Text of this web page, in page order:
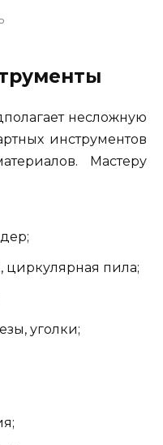
несложную
инструментов
Мастеру
циркулярная пила;
уголки;